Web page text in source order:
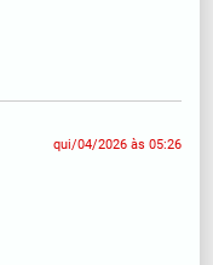
qui/04/2026 às 05:26